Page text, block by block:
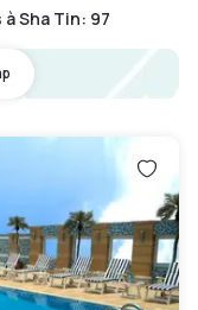
Sha Tin: 97